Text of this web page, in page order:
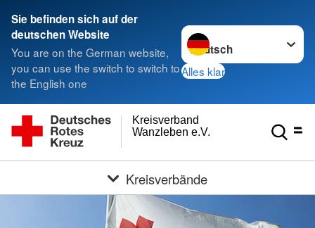
Sie befinden sich auf der
deutschen Website
You are on the German website,
you can use the switch to switch to
the English one
Sprache wechseln zu
Alles klar
Wanzleben e.V.
Kreisverband
Kreisverbände